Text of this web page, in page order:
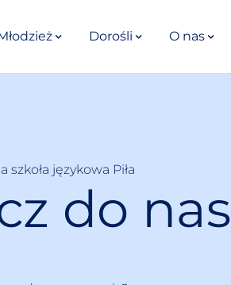
Dorośli O nas
szkoła językowa Piła
do nas